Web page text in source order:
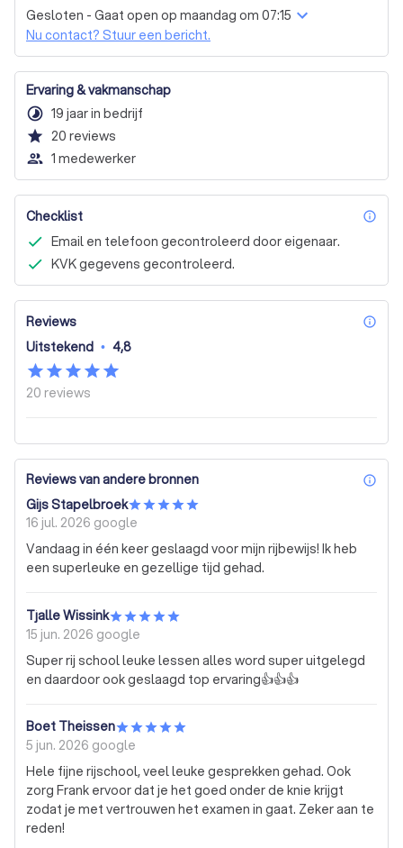
Gesloten - Gaat open op maandag om 07:15
Nu contact? Stuur een bericht.
Ervaring & vakmanschap
timelapse 19 jaar in bedrijf
star 20 reviews
people_outline 1 medewerker
Checklist
Email en telefoon gecontroleerd door eigenaar.
KVK gegevens gecontroleerd.
Reviews
Uitstekend • 4,8
20 reviews
Reviews van andere bronnen
Gijs Stapelbroek
16 jul. 2026 google
Vandaag in één keer geslaagd voor mijn rijbewijs! Ik heb
een superleuke en gezellige tijd gehad.
Tjalle Wissink
15 jun. 2026 google
Super rij school leuke lessen alles word super uitgelegd
en daardoor ook geslaagd top ervaring👍👍👍
Boet Theissen
5 jun. 2026 google
Hele fijne rijschool, veel leuke gesprekken gehad. Ook
zorg Frank ervoor dat je het goed onder de knie krijgt
zodat je met vertrouwen het examen in gaat. Zeker aan te
reden!